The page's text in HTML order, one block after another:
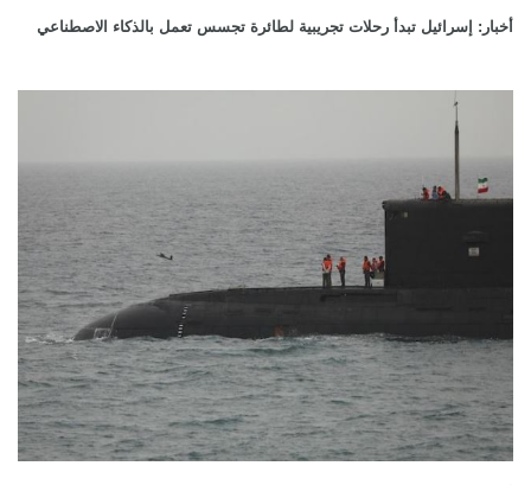
أخبار: إسرائيل تبدأ رحلات تجريبية لطائرة تجسس تعمل بالذكاء الاصطناعي